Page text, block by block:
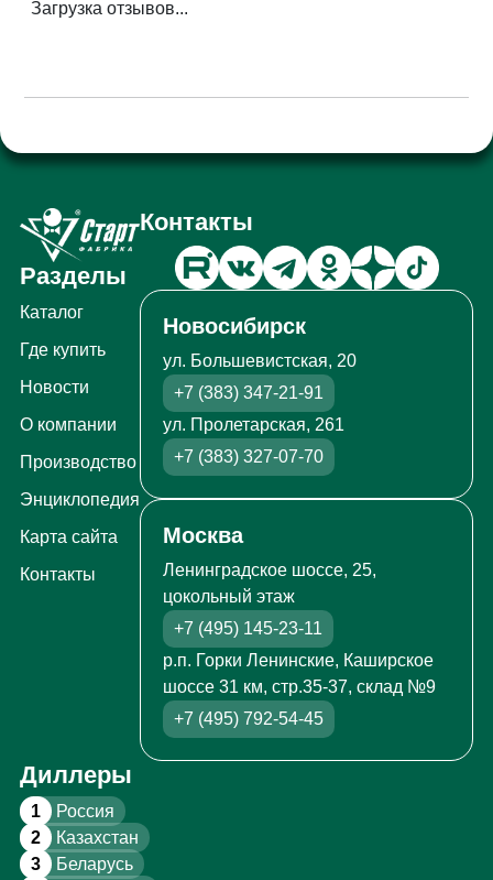
Загрузка отзывов...
Разделы
Каталог
Где купить
Новости
О компании
Производство
Энциклопедия
Карта сайта
Контакты
Контакты
Новосибирск
ул. Большевистская, 20
+7 (383) 347-21-91
ул. Пролетарская, 261
+7 (383) 327-07-70
Москва
Ленинградское шоссе, 25,
цокольный этаж
+7 (495) 145-23-11
р.п. Горки Ленинские, Каширское
шоссе 31 км, стр.35-37, склад №9
+7 (495) 792-54-45
Диллеры
1 Россия
2 Казахстан
3 Беларусь